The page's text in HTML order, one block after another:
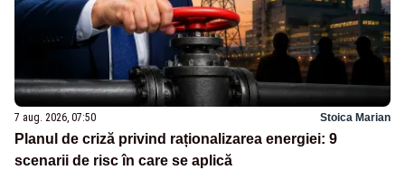
7 aug. 2026, 07:50 Stoica Marian
Planul de criză privind raționalizarea energiei: 9
scenarii de risc în care se aplică